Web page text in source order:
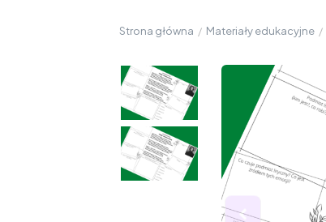
Strona główna / Materiały edukacyjne /